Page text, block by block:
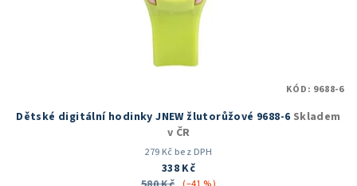
Dětské digitální hodinky JNEW žlutorůžové 9688-6 Skladem
v ČR
279 Kč bez DPH
338 Kč
KÓD: 9688-6